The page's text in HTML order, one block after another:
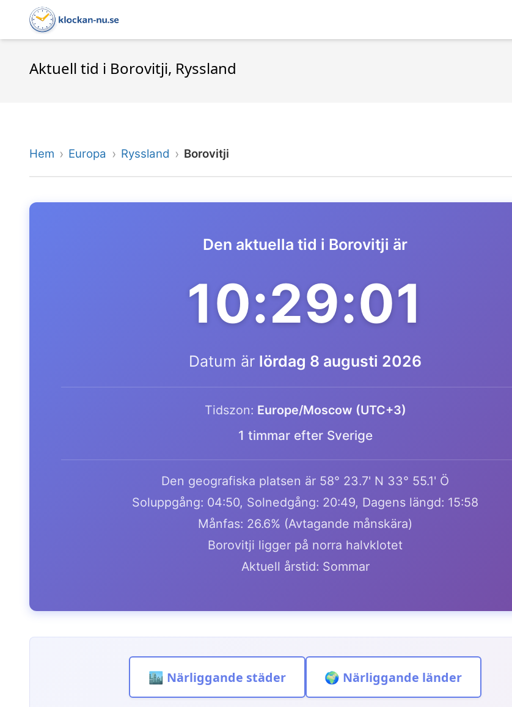
Aktuell tid i Borovitji, Ryssland
Hem Europa Ryssland Borovitji
Den aktuella tid i Borovitji är
10:29:01
Datum är lördag 8 augusti 2026
Tidszon: Europe/Moscow (UTC+3)
1 timmar efter Sverige
Den geografiska platsen är 58° 23.7' N 33° 55.1' Ö
Soluppgång: 04:50, Solnedgång: 20:49, Dagens längd: 15:58
Månfas: 26.6% (Avtagande månskära)
Borovitji ligger på norra halvklotet
Aktuell årstid: Sommar
🏙️ Närliggande städer 🌍 Närliggande länder